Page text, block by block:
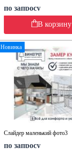
по запросу
В корзину
Новинка
Слайдер маленький фото3
по запросу